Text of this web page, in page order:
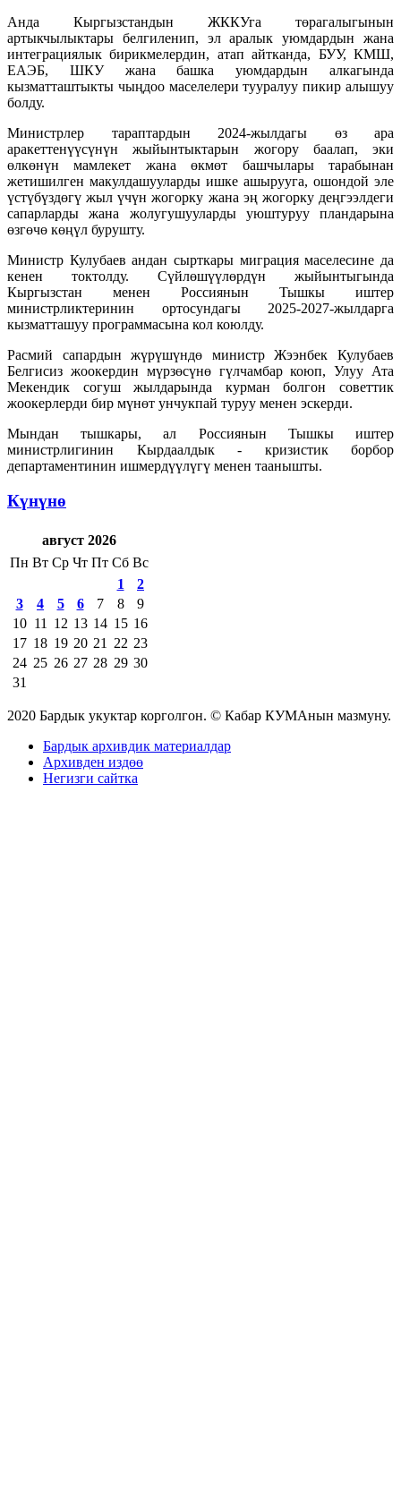
Анда Кыргызстандын ЖККУга төрагалыгынын
артыкчылыктары белгиленип, эл аралык уюмдардын жана
интеграциялык бирикмелердин, атап айтканда, БУУ, КМШ,
ЕАЭБ, ШКУ жана башка уюмдардын алкагында
кызматташтыкты чыңдоо маселелери тууралуу пикир алышуу
болду.
Министрлер тараптардын 2024-жылдагы өз ара
аракеттенүүсүнүн жыйынтыктарын жогору баалап, эки
өлкөнүн мамлекет жана өкмөт башчылары тарабынан
жетишилген макулдашууларды ишке ашырууга, ошондой эле
үстүбүздөгү жыл үчүн жогорку жана эң жогорку деңгээлдеги
сапарларды жана жолугушууларды уюштуруу пландарына
өзгөчө көңүл бурушту.
Министр Кулубаев андан сырткары миграция маселесине да
кенен токтолду. Сүйлөшүүлөрдүн жыйынтыгында
Кыргызстан менен Россиянын Тышкы иштер
министрликтеринин ортосундагы 2025-2027-жылдарга
кызматташуу программасына кол коюлду.
Расмий сапардын жүрүшүндө министр Жээнбек Кулубаев
Белгисиз жоокердин мүрзөсүнө гүлчамбар коюп, Улуу Ата
Мекендик согуш жылдарында курман болгон советтик
жоокерлерди бир мүнөт унчукпай туруу менен эскерди.
Мындан тышкары, ал Россиянын Тышкы иштер
министрлигинин Кырдаалдык - кризистик борбор
департаментинин ишмердүүлүгү менен таанышты.
Күнүнө
август 2026
Пн Вт Ср Чт Пт Сб Вс
1
2
3
4 5 6 7 8
9
10 11 12 13 14 15 16
17 18 19 20 21 22 23
24 25 26 27 28 29 30
31
2020 Бардык укуктар корголгон. © Кабар КУМАнын мазмуну.
Бардык архивдик материалдар
Архивден издөө
Негизги сайтка